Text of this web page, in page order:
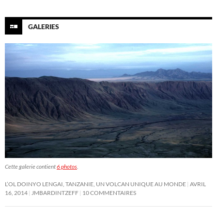
GALERIES
Cette galerie contient6 photos.
L’OL DOINYO LENGAI, TANZANIE, UN VOLCAN UNIQUE AU MONDE AVRIL
16, 2014 JMBARDINTZEFF 10 COMMENTAIRES